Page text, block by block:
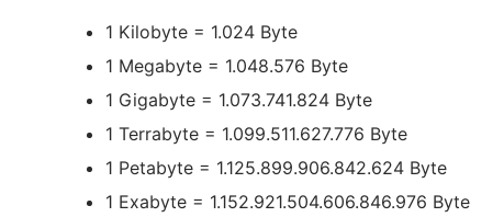
1 Kilobyte = 1.024 Byte
1 Megabyte = 1.048.576 Byte
1 Gigabyte = 1.073.741.824 Byte
1 Terrabyte = 1.099.511.627.776 Byte
1 Petabyte = 1.125.899.906.842.624 Byte
1 Exabyte = 1.152.921.504.606.846.976 Byte